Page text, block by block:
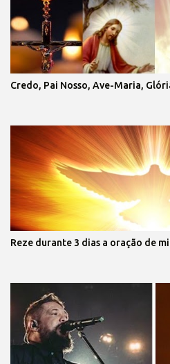
Credo, Pai Nosso, Ave-Maria,
Reze durante 3 dias a oração de